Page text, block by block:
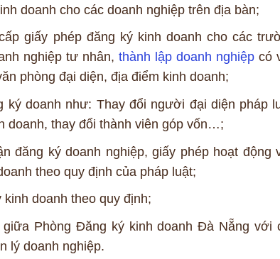
doanh cho các doanh nghiệp trên địa bàn;
giấy phép đăng ký kinh doanh cho các
nghiệp tư nhân, thành lập doanh nghiệpcó
phòng đại diện, địa điểm kinh doanh;
ký doanh như: Thay đổi người đại diện pháp
doanh, thay đổi thành viên góp vốn…;
đăng ký doanh nghiệp, giấy phép hoạt động
theo quy định của pháp luật;
doanh theo quy định;
Phòng Đăng ký kinh doanh Đà Nẵng với
lý doanh nghiệp.